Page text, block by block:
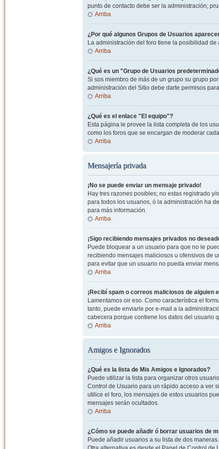
punto de contacto debe ser la administración;
Arriba
¿Por qué algunos Grupos de Usuarios
La administración del foro tiene la posibilidad
Arriba
¿Qué es un "Grupo de Usuarios
Si sos miembro de más de un grupo su grupo
administración del Sitio debe darte permisos
Arriba
¿Qué es el enlace "El equipo"?
Esta página le provee la lista completa de los
como los foros que se encargan de moderar
Arriba
Mensajería privada
¡No se puede enviar un mensaje privado!
Hay tres razones posibles; no estas registrado
para todos los usuarios, ó la administración ha
para más información.
Arriba
¡Sigo recibiendo mensajes privados no
Puede bloquear a un usuario para que no le
recibiendo mensajes maliciosos u ofensivos de
para evitar que un usuario no pueda enviar
Arriba
¡Recibí spam o correos maliciosos de alguien
Lamentamos oir eso. Como característica el
tanto, puede enviarle por e-mail a la
cabecera porque contiene los datos del usuario
Arriba
Amigos e Ignorados
¿Qué es la lista de Mis Amigos e Ignorados?
Puede utilizar la lista para organizar otros
Control de Usuario para un rápido acceso a ver
utilice el foro, los mensajes de estos usuarios
mensajes serán ocultados.
Arriba
¿Cómo se puede añadir ó borrar usuarios de
Puede añadir usuarios a su lista de dos